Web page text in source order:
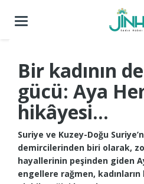
Menüyü
Bir kadının
gücü: Aya
hikâyesi…
Suriye ve Kuzey-Doğu
demircilerinden biri olarak,
hayallerinin peşinden giden
engellere rağmen, kadınların